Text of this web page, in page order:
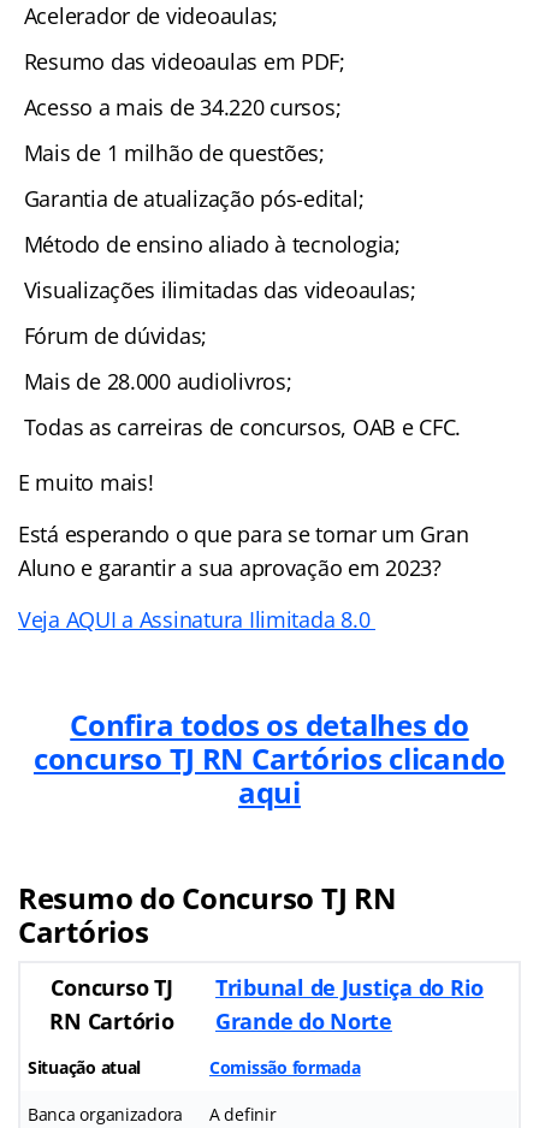
Acelerador de videoaulas;
Resumo das videoaulas em PDF;
Acesso a mais de 34.220 cursos;
Mais de 1 milhão de questões;
Garantia de atualização pós-edital;
Método de ensino aliado à tecnologia;
Visualizações ilimitadas das videoaulas;
Fórum de dúvidas;
Mais de 28.000 audiolivros;
Todas as carreiras de concursos, OAB e CFC.
E muito mais!
Está esperando o que para se tornar um Gran
Aluno e garantir a sua aprovação em 2023?
Veja AQUI a Assinatura Ilimitada 8.0
Confira todos os detalhes do
concurso TJ RN Cartórios clicando
aqui
Resumo do Concurso TJ RN
Cartórios
Concurso TJ
RN Cartório
Tribunal de Justiça do Rio
Grande do Norte
Situação atual Comissão formada
Banca organizadora A definir